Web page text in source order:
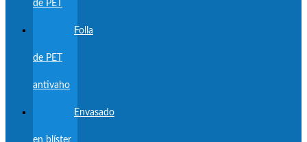
de PET
Folla
de PET
antivaho
Envasado
en blíster